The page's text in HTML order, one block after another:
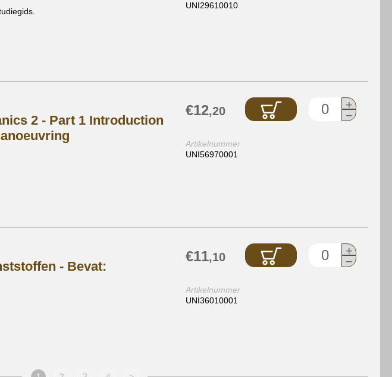
UNI29610010
2 - Part 1 Introduction
€12,20 +
−
Artikelnummer
UNI56970001
- Bevat:
€11,10 +
−
Artikelnummer
UNI36010001